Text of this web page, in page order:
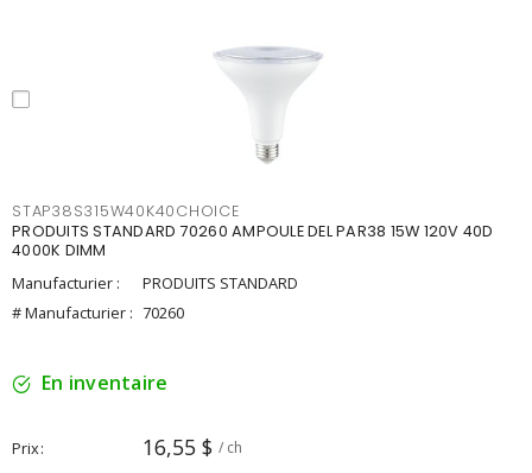
STAP38S315W40K40CHOICE
PRODUITS STANDARD 70260 AMPOULE DEL PAR38 15W 120V 40D
4000K DIMM
Manufacturier :
PRODUITS STANDARD
# Manufacturier : 70260
En inventaire
Prix 16,55 $ / ch